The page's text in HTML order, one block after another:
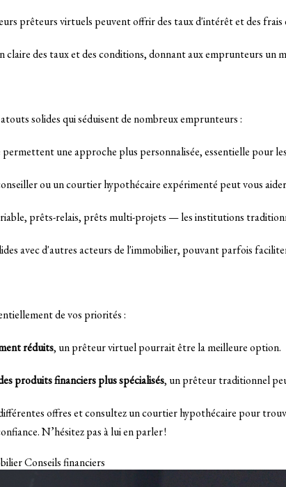
prêteurs virtuels peuvent offrir des taux d'intérêt et des
des taux et des conditions, donnant aux emprunteurs un
solides qui séduisent de nombreux emprunteurs :
une approche plus personnalisée, essentielle pour
ou un courtier hypothécaire expérimenté peut vous
prêts-relais, prêts multi-projets — les institutions
avec d'autres acteurs de l'immobilier, pouvant parfois
de vos priorités :
réduits, un prêteur virtuel pourrait être la meilleure option.
produits financiers plus spécialisés, un prêteur traditionnel
offres et consultez un courtier hypothécaire pour
N’hésitez pas à lui en parler !
Conseils financiers